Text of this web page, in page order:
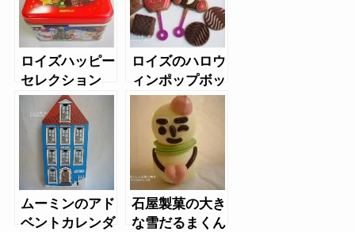
ロイズハッピー
セレクション
[クリスマス缶]
ロイズのハロウ
ィンポップボッ
クス
ムーミンのアド
ベントカレンダ
石屋製菓の大き
な雪だるまくん